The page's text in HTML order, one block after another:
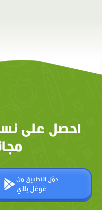
احصل على
حمّل التطبيق من
غوغل بلاي